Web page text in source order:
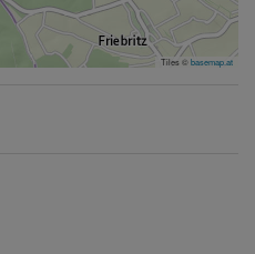
Tiles ©basemap.at